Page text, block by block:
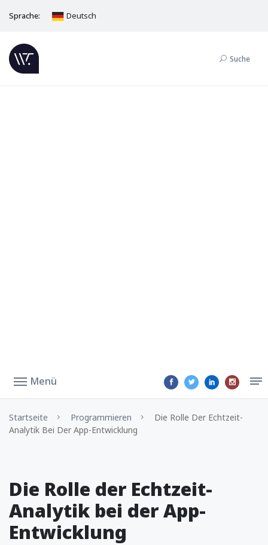
Sprache: Deutsch
Suche
Menü
Startseite Programmieren
Die Rolle Der Echtzeit-
Analytik Bei Der App-Entwicklung
Die Rolle der Echtzeit-
Analytik bei der App-
Entwicklung